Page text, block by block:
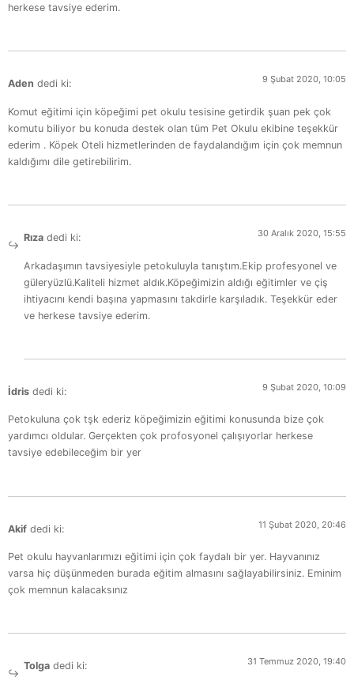
herkese tavsiye ederim.
Aden dedi ki: 9 Şubat 2020, 10:05
Komut eğitimi için köpeğimi pet okulu tesisine getirdik şuan pek çok
komutu biliyor bu konuda destek olan tüm Pet Okulu ekibine teşekkür
ederim . Köpek Oteli hizmetlerinden de faydalandığım için çok memnun
kaldığımı dile getirebilirim.
Rıza dedi ki: 30 Aralık 2020, 15:55
Arkadaşımın tavsiyesiyle petokuluyla tanıştım.Ekip profesyonel ve
güleryüzlü.Kaliteli hizmet aldık.Köpeğimizin aldığı eğitimler ve çiş
ihtiyacını kendi başına yapmasını takdirle karşıladık. Teşekkür eder
ve herkese tavsiye ederim.
İdris dedi ki: 9 Şubat 2020, 10:09
Petokuluna çok tşk ederiz köpeğimizin eğitimi konusunda bize çok
yardımcı oldular. Gerçekten çok profosyonel çalışıyorlar herkese
tavsiye edebileceğim bir yer
Akif dedi ki: 11 Şubat 2020, 20:46
Pet okulu hayvanlarımızı eğitimi için çok faydalı bir yer. Hayvanınız
varsa hiç düşünmeden burada eğitim almasını sağlayabilirsiniz. Eminim
çok memnun kalacaksınız
Tolga dedi ki: 31 Temmuz 2020, 19:40